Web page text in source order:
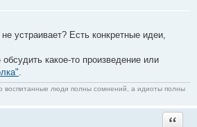
устраивает? Есть конкретные идеи,
обсудить какое-то произведение или
воспитанные люди полны сомнений, а идиоты полны